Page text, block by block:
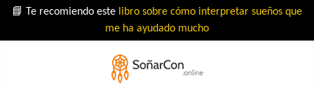
📘 Te recomiendo este libro sobre cómo interpretar sueños que
me ha ayudado mucho